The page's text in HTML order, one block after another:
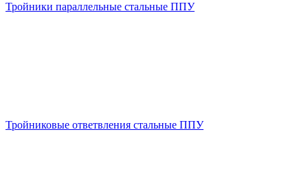
Тройники параллельные стальные ППУ
Тройниковые ответвления стальные ППУ